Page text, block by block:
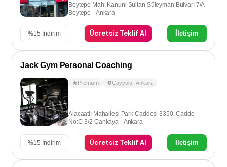
Beytepe Mah. Kanuni Sultan Süleyman Bulvarı 7/A
Beytepe - Ankara
%15 İndirim Ücretsiz Teklif Al İletişim
Jack Gym Personal Coaching
Premium Çayyolu ,Ankara
Alacaatlı Mahallesi Park Caddesi 3350. Cadde
No:C-3/2 Çankaya - Ankara
%15 İndirim Ücretsiz Teklif Al İletişim